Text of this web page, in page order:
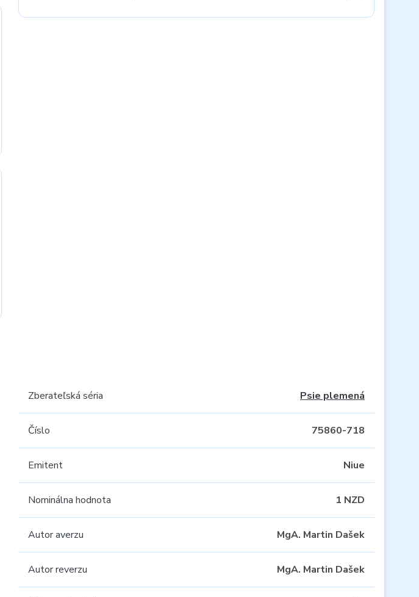
Zberateľská séria Psie plemená
Číslo 75860-718
Emitent Niue
Nominálna hodnota 1 NZD
Autor averzu MgA. Martin Dašek
Autor reverzu MgA. Martin Dašek